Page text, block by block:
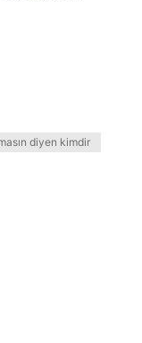
diyen kimdir